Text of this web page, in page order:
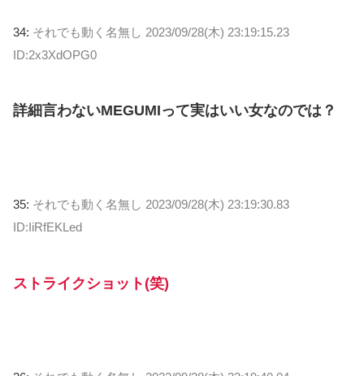
34: それでも動く名無し 2023/09/28(木) 23:19:15.23
ID:2x3XdOPG0
詳細言わないMEGUMIって実はいい女なのでは？
35: それでも動く名無し 2023/09/28(木) 23:19:30.83
ID:IiRfEKLed
ストライクショット(笑)